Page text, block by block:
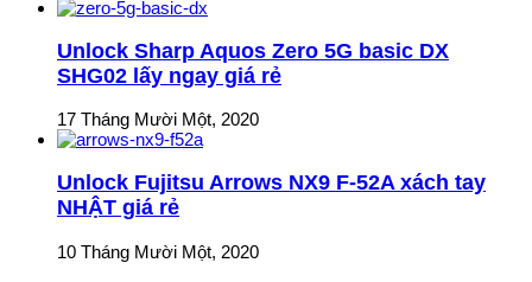
Unlock Sharp Aquos Zero 5G basic DX
SHG02 lấy ngay giá rẻ
17 Tháng Mười Một, 2020
Unlock Fujitsu Arrows NX9 F-52A xách tay
NHẬT giá rẻ
10 Tháng Mười Một, 2020